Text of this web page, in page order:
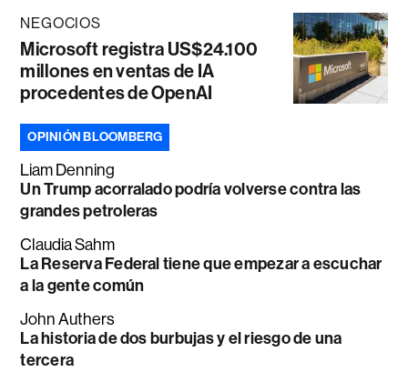
NEGOCIOS
Microsoft registra US$24.100
millones en ventas de IA
procedentes de OpenAI
OPINIÓN BLOOMBERG
Liam Denning
Un Trump acorralado podría volverse contra las
grandes petroleras
Claudia Sahm
La Reserva Federal tiene que empezar a escuchar
a la gente común
John Authers
La historia de dos burbujas y el riesgo de una
tercera